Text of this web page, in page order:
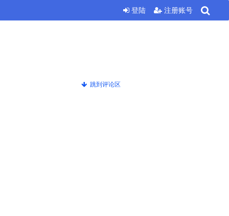
登陆 注册账号
跳到评论区